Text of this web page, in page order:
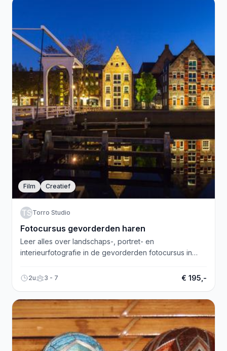
Film Creatief
TSTorro Studio
Fotocursus gevorderden haren
Leer alles over landschaps-, portret- en
interieurfotografie in de gevorderden fotocursus in
voor meer informatie!
2u 3 - 7 € 195,-